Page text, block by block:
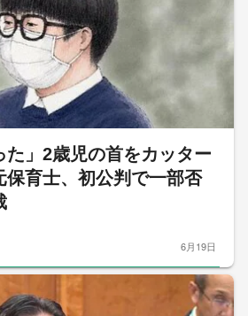
た」2歳児の首をカッター
保育士、初公判で一部否
6月19日